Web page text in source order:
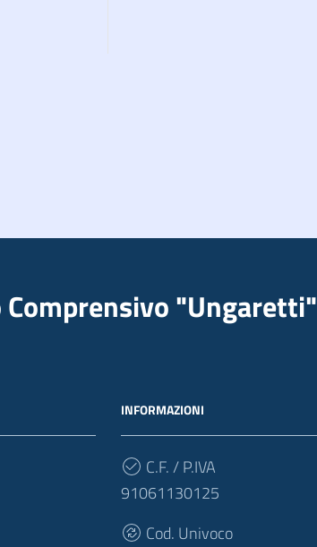
"Ungaretti"
INFORMAZIONI
C.F. / P.IVA
91061130125
Cod. Univoco